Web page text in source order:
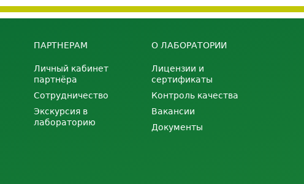
ПАРТНЕРАМ
Личный кабинет
партнёра
Сотрудничество
Экскурсия в
лабораторию
О ЛАБОРАТОРИИ
Лицензии и
сертификаты
Контроль качества
Вакансии
Документы